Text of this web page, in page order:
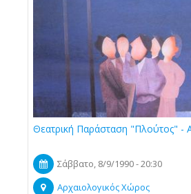
Θεατρική Παράσταση "Πλούτος" -
Σάββατο, 8/9/1990 - 20:30
Αρχαιολογικός Χώρος